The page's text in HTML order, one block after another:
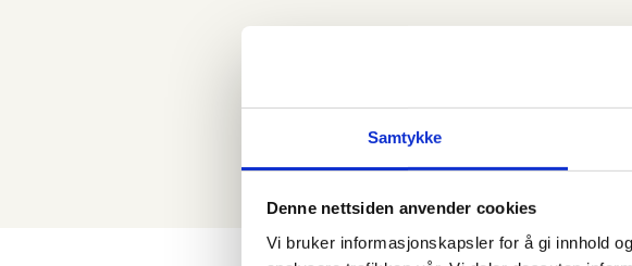
Samtykke
Denne nettsiden anvender cookies
Vi bruker informasjonskapsler for å gi innhold
Hold